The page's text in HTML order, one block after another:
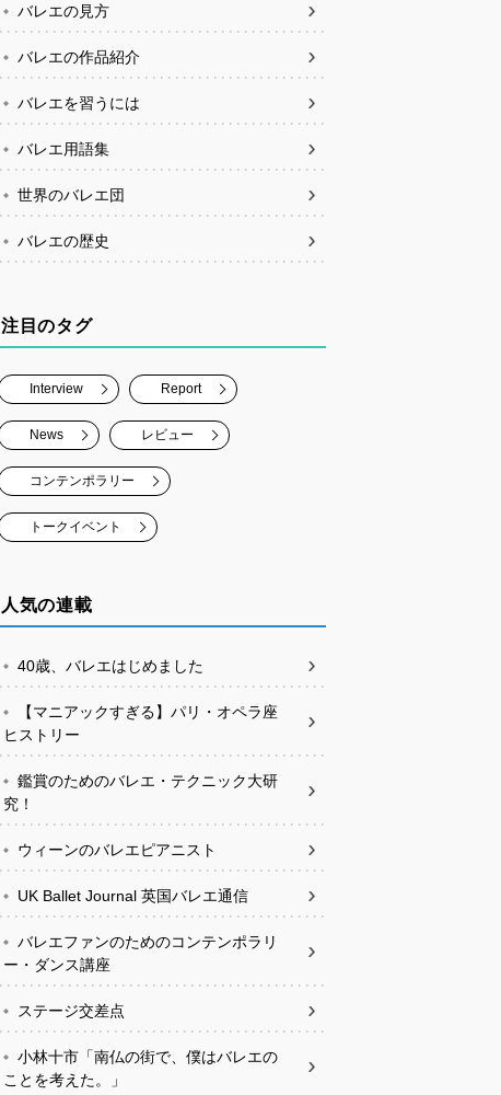
バレエの見方
バレエの作品紹介
バレエを習うには
バレエ用語集
世界のバレエ団
バレエの歴史
注目のタグ
Interview Report
News レビュー
コンテンポラリー
トークイベント
人気の連載
40歳、バレエはじめました
【マニアックすぎる】パリ・オペラ座
ヒストリー
鑑賞のためのバレエ・テクニック大研
究！
ウィーンのバレエピアニスト
UK Ballet Journal 英国バレエ通信
バレエファンのためのコンテンポラリ
ー・ダンス講座
ステージ交差点
小林十市「南仏の街で、僕はバレエの
ことを考えた。」